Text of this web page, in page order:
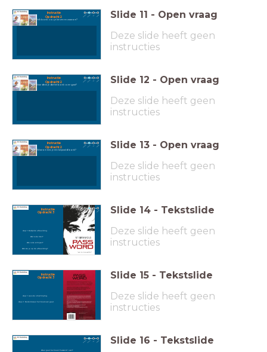
Welk boek zou je kiezen en waarom?
Instructie
Opdracht 2
Slide 11 - Open vraag
Deze slide heeft geen
instructies
Waar denk je dat het boek over gaat?
Instructie
Opdracht 2
Slide 12 - Open vraag
Deze slide heeft geen
instructies
Waarom kies je een bepaald boek?
Instructie
Opdracht 2
Slide 13 - Open vraag
Deze slide heeft geen
instructies
Instructie
Opdracht 3
stap 1: Bekijk de afbeelding.
Wat is de titel?
Wie is de schrijver?
Wat zie je op de afbeelding?
Slide 14 - Tekstslide
Deze slide heeft geen
instructies
Instructie
Opdracht 3
stap 1: Lees de omschrijving.
stap 2: Bedenk waar het boek over gaat.
Slide 15 - Tekstslide
Deze slide heeft geen
instructies
Waar gaat het boek 'Password' over?
Slide 16 - Tekstslide